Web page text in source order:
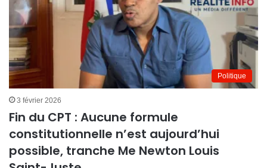
Politique
3 février 2026
Fin du CPT : Aucune formule
constitutionnelle n’est aujourd’hui
possible, tranche Me Newton Louis